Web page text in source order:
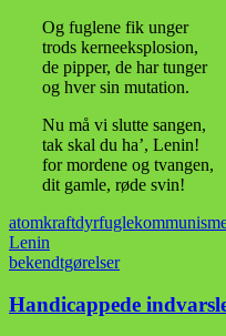
Og fuglene fik unger
trods kerneeksplosion,
de pipper, de har tunger
og hver sin mutation.
Nu må vi slutte sangen,
tak skal du ha’, Lenin!
for mordene og tvangen,
dit gamle, røde svin!
atomkraftdyrfugle
Lenin
bekendtgørelser
Handicappede